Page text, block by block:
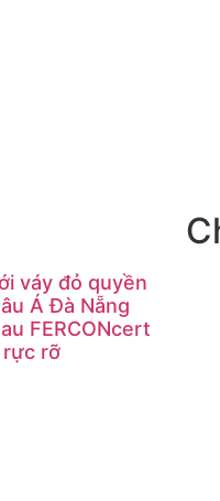
váy đỏ quyền
Á Đà Nẵng
FERCONcert
rỡ